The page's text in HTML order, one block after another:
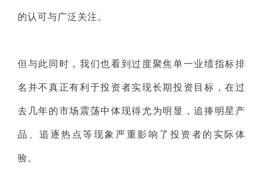
的认可与广泛关注。
但与此同时，我们也看到过度聚焦单一业绩指标排
名并不真正有利于投资者实现长期投资目标，在过
去几年的市场震荡中体现得尤为明显，追捧明星产
品、追逐热点等现象严重影响了投资者的实际体
验。